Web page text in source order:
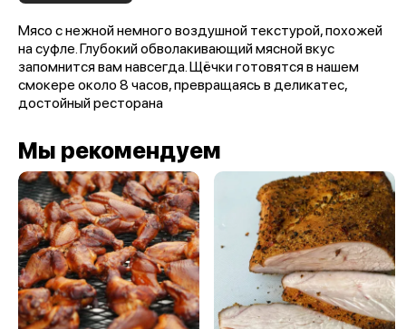
Мясо с нежной немного воздушной текстурой, похожей
на суфле. Глубокий обволакивающий мясной вкус
запомнится вам навсегда. Щёчки готовятся в нашем
смокере около 8 часов, превращаясь в деликатес,
достойный ресторана
Мы рекомендуем